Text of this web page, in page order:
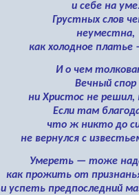
и себе на
Грустных слов
неуместна,
как холодное платье
И о чем
Вечный спор
ни Христос не решил,
Если там
что ж никто до
не вернулся с
Умереть — тоже
как прожить от
и успеть предпоследний